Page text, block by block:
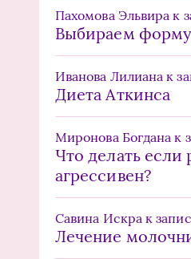
Пахомова Эльвира к
Выбираем
Иванова Лилиана к
Диета Аткинса
Миронова Богдана к
Что делать если
агрессивен?
Савина Искрак
Лечение